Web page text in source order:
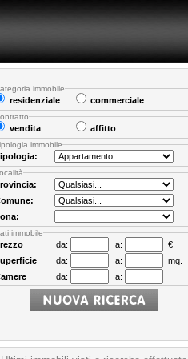
immobile
residenziale commerciale
vendita affitto
immobile
immobile
da: a:
€
da: a:
mq.
da: a: